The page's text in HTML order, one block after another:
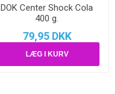
DOK Center Shock Cola
400 g.
79,95 DKK